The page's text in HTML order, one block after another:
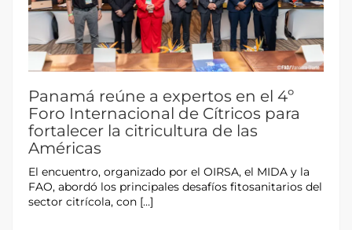
Panamá reúne a expertos en el 4º
Foro Internacional de Cítricos para
fortalecer la citricultura de las
Américas
El encuentro, organizado por el OIRSA, el MIDA y la
FAO, abordó los principales desafíos fitosanitarios del
sector citrícola, con […]